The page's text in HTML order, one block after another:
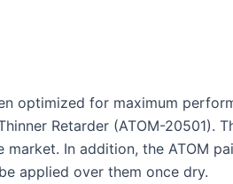
optimized for maximum
Retarder (ATOM-
In addition, the ATOM
applied over them once dry.